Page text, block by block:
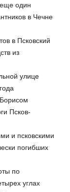
один
в Чечне
в Псковский
из
улице
Псков-
и псковскими
погибших
по
углах